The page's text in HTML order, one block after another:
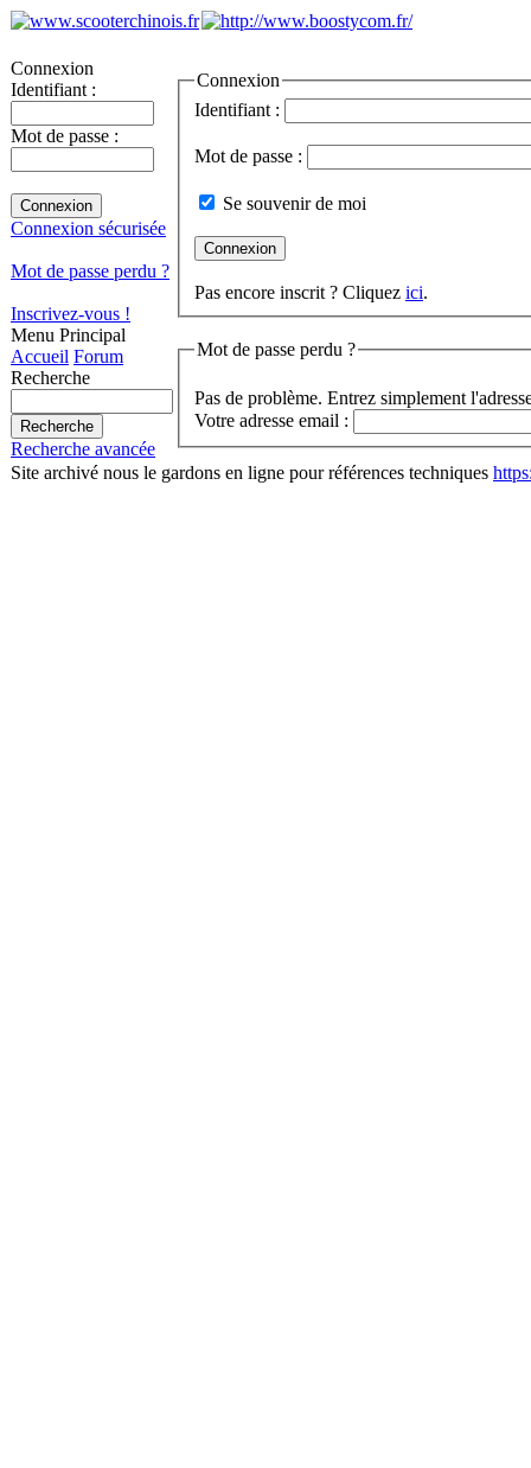
Connexion
Identifiant :
Mot de passe :
Connexion sécurisée
Mot de passe perdu ?
Inscrivez-vous !
Menu Principal
Accueil Forum
Recherche
Recherche avancée
Connexion
Identifiant :
Mot de passe :
Se souvenir de moi
Pas encore inscrit ? Cliquez ici.
Mot de passe perdu ?
Pas de problème. Entrez simplement
Votre adresse email :
Site archivé nous le gardons en ligne pour références techniques